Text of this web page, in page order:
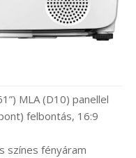
MLA (D10) panellel
felbontás, 16:9
színes fényáram